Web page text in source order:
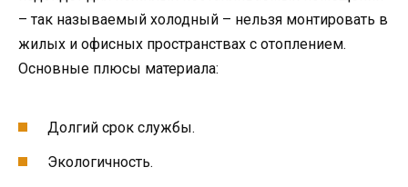
– так называемый холодный – нельзя монтировать в
жилых и офисных пространствах с отоплением.
Основные плюсы материала:
Долгий срок службы.
Экологичность.